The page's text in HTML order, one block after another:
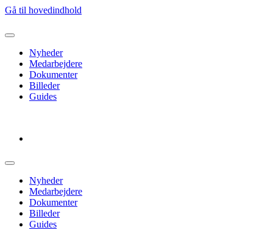
Gå til hovedindhold
Nyheder
Medarbejdere
Dokumenter
Billeder
Guides
Nyheder
Medarbejdere
Dokumenter
Billeder
Guides